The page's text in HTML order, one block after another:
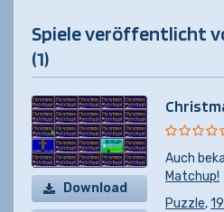
Spiele veröffentlicht
(1)
Download
Auch
Matchup!
Puzzle,